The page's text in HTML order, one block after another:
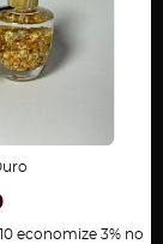
economize 3% no